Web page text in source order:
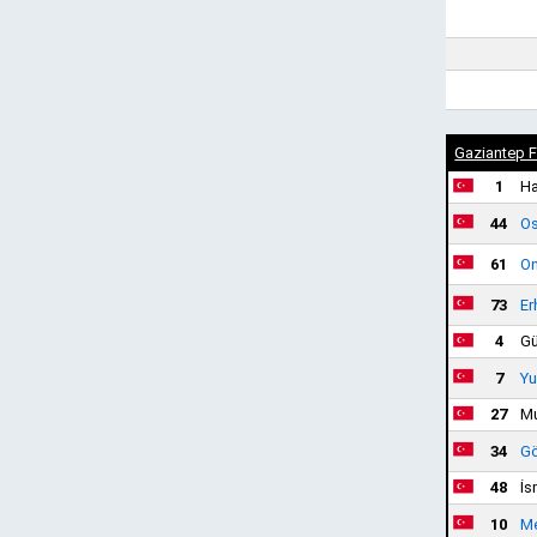
Gaziantep
1
44
61
73
4
7
27
34
48
10